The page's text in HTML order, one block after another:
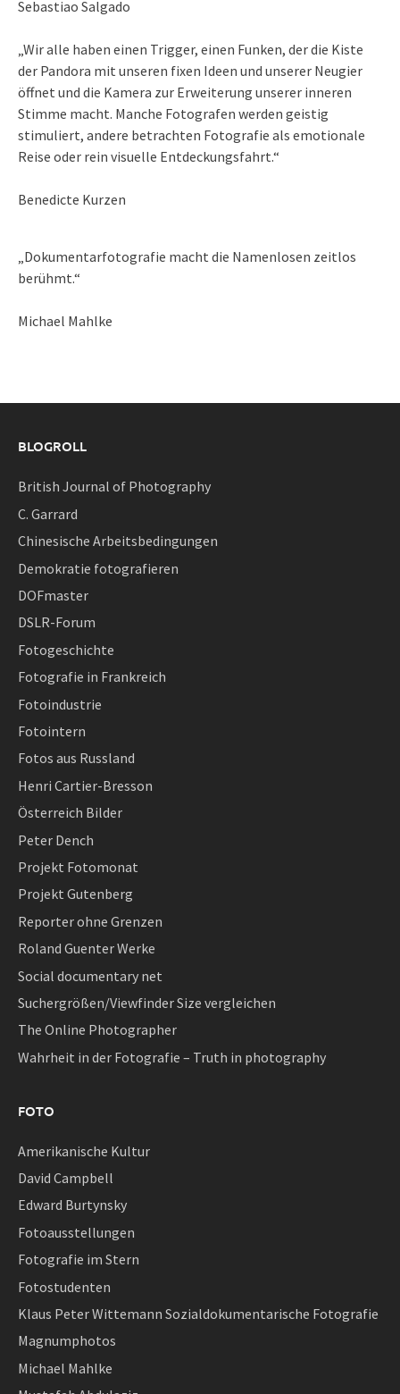
Sebastiao Salgado
„Wir alle haben einen Trigger, einen Funken, der die Kiste
der Pandora mit unseren fixen Ideen und unserer Neugier
öffnet und die Kamera zur Erweiterung unserer inneren
Stimme macht. Manche Fotografen werden geistig
stimuliert, andere betrachten Fotografie als emotionale
Reise oder rein visuelle Entdeckungsfahrt.“
Benedicte Kurzen
„Dokumentarfotografie macht die Namenlosen zeitlos
berühmt.“
Michael Mahlke
BLOGROLL
British Journal of Photography
C. Garrard
Chinesische Arbeitsbedingungen
Demokratie fotografieren
DOFmaster
DSLR-Forum
Fotogeschichte
Fotografie in Frankreich
Fotoindustrie
Fotointern
Fotos aus Russland
Henri Cartier-Bresson
Österreich Bilder
Peter Dench
Projekt Fotomonat
Projekt Gutenberg
Reporter ohne Grenzen
Roland Guenter Werke
Social documentary net
Suchergrößen/Viewfinder Size vergleichen
The Online Photographer
Wahrheit in der Fotografie – Truth in photography
FOTO
Amerikanische Kultur
David Campbell
Edward Burtynsky
Fotoausstellungen
Fotografie im Stern
Fotostudenten
Klaus Peter Wittemann Sozialdokumentarische Fotografie
Magnumphotos
Michael Mahlke